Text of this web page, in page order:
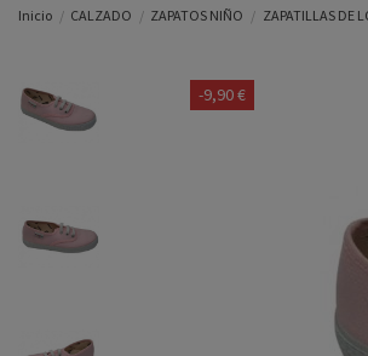
Inicio CALZADO ZAPATOS NIÑO ZAPATILLAS DE
-9,90 €